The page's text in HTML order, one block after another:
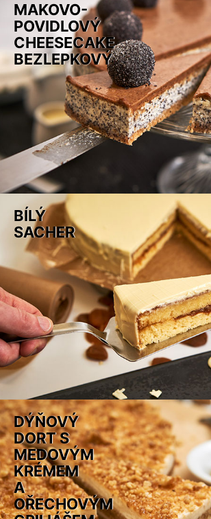
MAKOVO-
POVIDLOVÝ
CHEESECAKE
BEZLEPKOVÝ
BÍLÝ
SACHER
DÝŇOVÝ
DORT S
MEDOVÝM
KRÉMEM
A
OŘECHOVÝM